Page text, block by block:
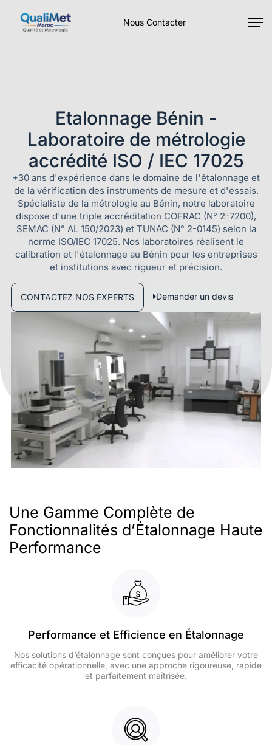
Nous Contacter
Etalonnage Bénin -
Laboratoire de métrologie
accrédité ISO / IEC 17025
+30 ans d'expérience dans le domaine de l'étalonnage et
de la vérification des instruments de mesure et d'essais.
Spécialiste de la métrologie au Bénin, notre laboratoire
dispose d'une triple accréditation COFRAC (N° 2-7200),
SEMAC (N° AL 150/2023) et TUNAC (N° 2-0145) selon la
norme ISO/IEC 17025. Nos laboratoires réalisent le
calibration et l'étalonnage au Bénin pour les entreprises
et institutions avec rigueur et précision.
CONTACTEZ NOS EXPERTS Demander un devis
Une Gamme Complète de
Fonctionnalités d’Étalonnage Haute
Performance
Performance et Efficience en Étalonnage
Nos solutions d’étalonnage sont conçues pour améliorer votre
efficacité opérationnelle, avec une approche rigoureuse, rapide
et parfaitement maîtrisée.